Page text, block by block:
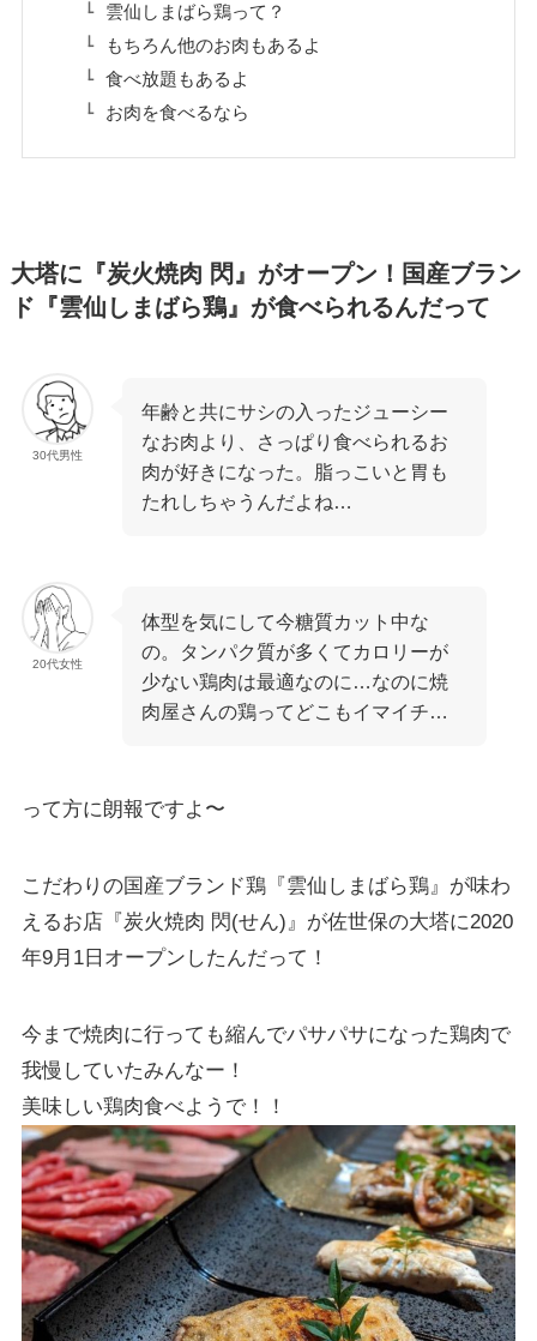
雲仙しまばら鶏って？
もちろん他のお肉もあるよ
食べ放題もあるよ
お肉を食べるなら
大塔に『炭火焼肉 閃』がオープン！国産ブラン
ド『雲仙しまばら鶏』が食べられるんだって
30代男性
年齢と共にサシの入ったジューシー
なお肉より、さっぱり食べられるお
肉が好きになった。脂っこいと胃も
たれしちゃうんだよね…
20代女性
体型を気にして今糖質カット中な
の。タンパク質が多くてカロリーが
少ない鶏肉は最適なのに…なのに焼
肉屋さんの鶏ってどこもイマイチ…
って方に朗報ですよ〜
こだわりの国産ブランド鶏『雲仙しまばら鶏』が味わ
えるお店『炭火焼肉 閃(せん)』が佐世保の大塔に2020
年9月1日オープンしたんだって！
今まで焼肉に行っても縮んでパサパサになった鶏肉で
我慢していたみんなー！
美味しい鶏肉食べようで！！